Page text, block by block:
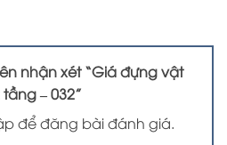
nhận xét “Giá đựng vật
– 032”
để đăng bài đánh giá.